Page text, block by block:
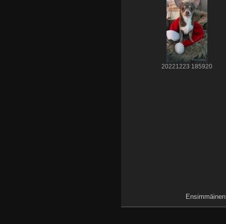
20221223 185920
Ensimmäinen